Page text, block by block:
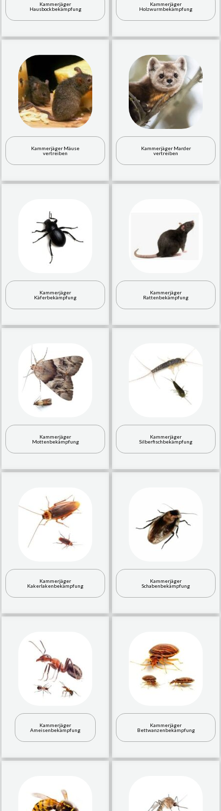
Kammerjäger
Hausbockbekämpfung
Kammerjäger
Holzwurmbekämpfung
Kammerjäger Mäuse
vertreiben
Kammerjäger Marder
vertreiben
Kammerjäger
Käferbekämpfung
Kammerjäger
Rattenbekämpfung
Kammerjäger
Mottenbekämpfung
Kammerjäger
Silberfischbekämpfung
Kammerjäger
Kakerlakenbekämpfung
Kammerjäger
Schabenbekämpfung
Kammerjäger
Ameisenbekämpfung
Kammerjäger
Bettwanzenbekämpfung